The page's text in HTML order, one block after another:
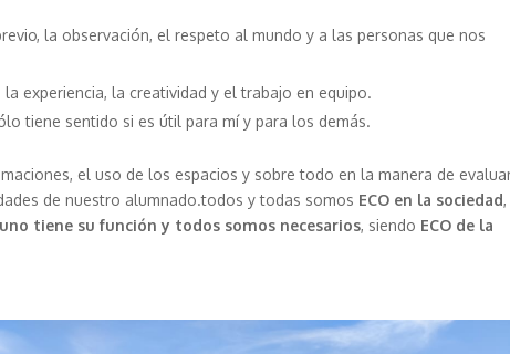
la observación, el respeto al mundo y a las personas que nos
experiencia, la creatividad y el trabajo en equipo.
tiene sentido si es útil para mí y para los demás.
el uso de los espacios y sobre todo en la manera de
de nuestro alumnado.todos y todas somos ECO en la sociedad,
tiene su función y todos somos necesarios, siendo ECO de la